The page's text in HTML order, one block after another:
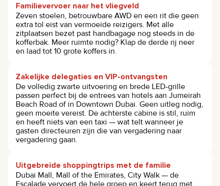
Familievervoer naar het vliegveld
Zeven stoelen, betrouwbare AWD en een rit die geen
extra tol eist van vermoeide reizigers. Met alle
zitplaatsen bezet past handbagage nog steeds in de
kofferbak. Meer ruimte nodig? Klap de derde rij neer
en laad tot 10 grote koffers in.
Zakelijke delegaties en VIP-ontvangsten
De volledig zwarte uitvoering en brede LED-grille
passen perfect bij de entrees van hotels aan Jumeirah
Beach Road of in Downtown Dubai. Geen uitleg nodig,
geen moeite vereist. De achterste cabine is stil, ruim
en heeft niets van een taxi — wat telt wanneer je
gasten directeuren zijn die van vergadering naar
vergadering gaan.
Uitgebreide shoppingtrips met de familie
Dubai Mall, Mall of the Emirates, City Walk — de
Escalade vervoert de hele groep en keert terug met